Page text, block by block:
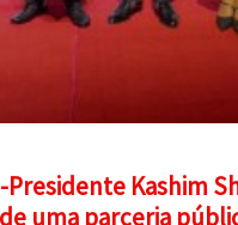
Presidente Kashim
uma parceria